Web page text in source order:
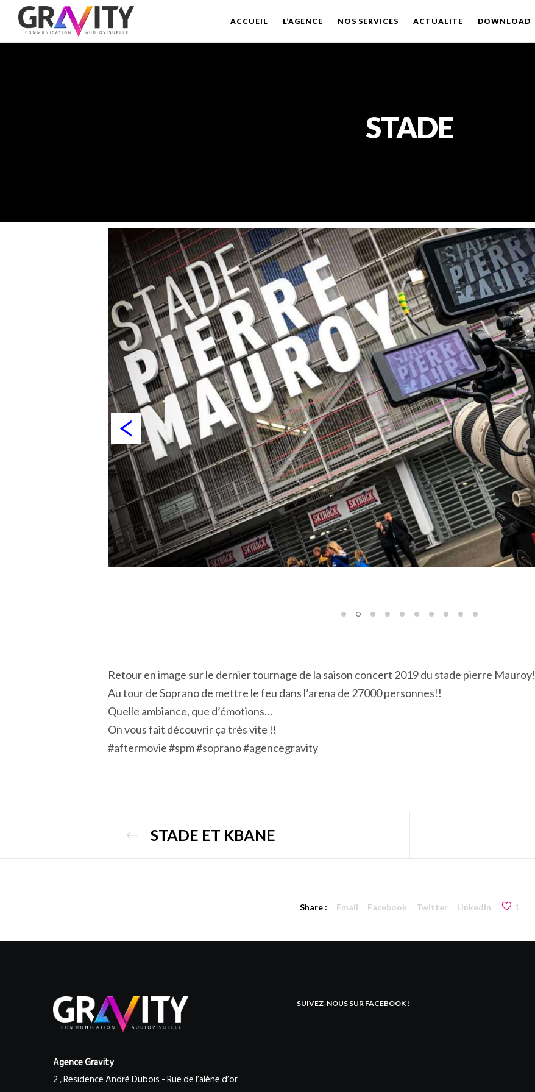
ACCUEIL L’AGENCE NOS SERVICES ACTUALITE DOWNLOAD
STADE
Retour en image sur le dernier tournage de la saison concert 2019 du stade pierre Mauroy!
Au tour de Soprano de mettre le feu dans l’arena de 27000 personnes!!
Quelle ambiance, que d’émotions…
On vous fait découvrir ça très vite !!
#aftermovie #spm #soprano #agencegravity
STADE ET KBANE
Share : Email Facebook Twitter Linkedin 1
Agence Gravity
2 , Residence André Dubois - Rue de l’alène d’or
SUIVEZ-NOUS SUR FACEBOOK !